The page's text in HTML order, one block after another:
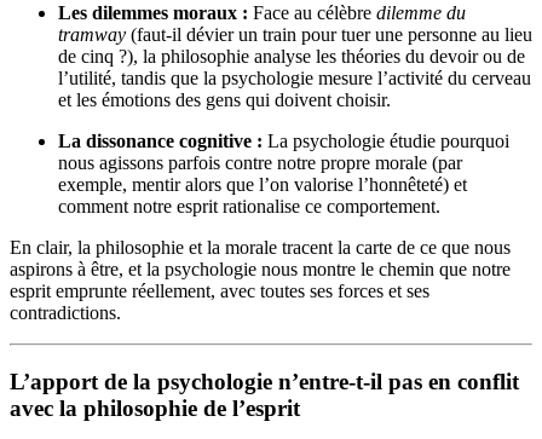
Les dilemmes moraux : Face au célèbre dilemme du
tramway (faut-il dévier un train pour tuer une personne au lieu
de cinq ?), la philosophie analyse les théories du devoir ou de
l’utilité, tandis que la psychologie mesure l’activité du cerveau
et les émotions des gens qui doivent choisir.
La dissonance cognitive : La psychologie étudie pourquoi
nous agissons parfois contre notre propre morale (par
exemple, mentir alors que l’on valorise l’honnêteté) et
comment notre esprit rationalise ce comportement.
En clair, la philosophie et la morale tracent la carte de ce que nous
aspirons à être, et la psychologie nous montre le chemin que notre
esprit emprunte réellement, avec toutes ses forces et ses
contradictions.
L’apport de la psychologie n’entre-t-il pas en conflit
avec la philosophie de l’esprit